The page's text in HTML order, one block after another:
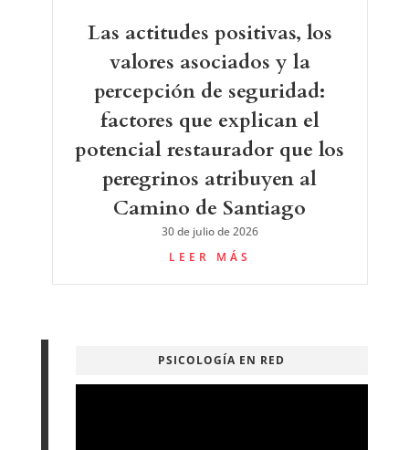
Las actitudes positivas, los
valores asociados y la
percepción de seguridad:
factores que explican el
potencial restaurador que los
peregrinos atribuyen al
Camino de Santiago
30 de julio de 2026
LEER MÁS
PSICOLOGÍA EN RED